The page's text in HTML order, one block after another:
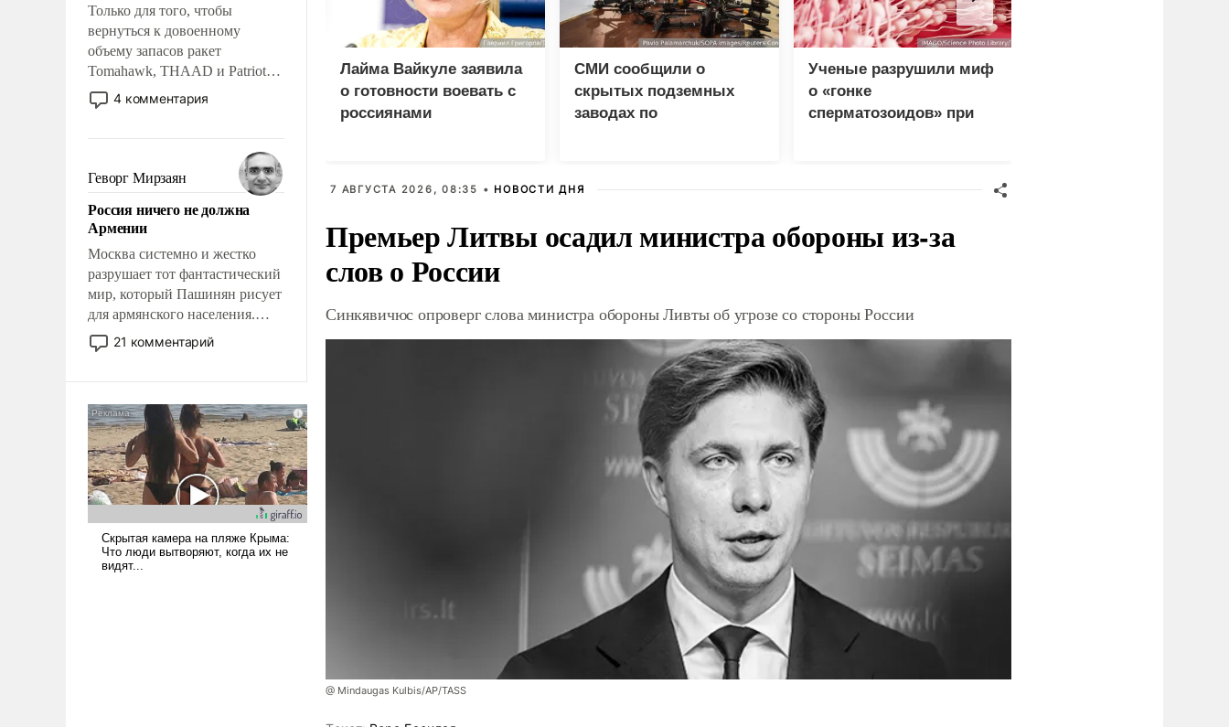
Только для того, чтобы
вернуться к довоенному
объему запасов ракет
Tomahawk, THAAD и Patriot
США потребуется более трех
лет. Даже небольшая война с
Сложившаяся ситуация
означает многолетний период
уязвимости США, например,
перед Китаем.
4 комментария
Геворг Мирзаян
Россия ничего не должна
Армении
Москва системно и жестко
разрушает тот фантастический
мир, который Пашинян рисует
для армянского населения.
Мир, где политические
прожекты будут безусловно
налогоплательщиков и где
Еревану за свои поступки не
нужно отвечать.
21 комментарий
Лайма Вайкуле заявила
о готовности воевать с
россиянами
СМИ сообщили о
скрытых подземных
заводах по
Ученые разрушили миф
о «гонке
сперматозоидов» при
7 АВГУСТА 2026, 08:35 • НОВОСТИ ДНЯ
Премьер Литвы осадил министра обороны из-за
слов о России
Синкявичюс опроверг слова министра обороны Ливты об угрозе со стороны России
@ Mindaugas Kulbis/AP/TASS